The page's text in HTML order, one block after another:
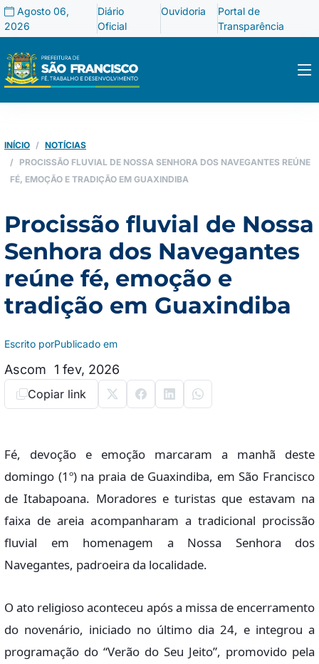
Agosto 06,
2026
Diário
Oficial
Ouvidoria
Portal de
Transparência
INÍCIO
NOTÍCIAS
PROCISSÃO FLUVIAL DE NOSSA SENHORA DOS NAVEGANTES REÚNE
FÉ, EMOÇÃO E TRADIÇÃO EM GUAXINDIBA
Procissão fluvial de Nossa
Senhora dos Navegantes
reúne fé, emoção e
tradição em Guaxindiba
Escrito por
Ascom
Publicado em
1 fev, 2026
Copiar link
Fé, devoção e emoção marcaram a manhã deste
domingo (1º) na praia de Guaxindiba, em São Francisco
de Itabapoana. Moradores e turistas que estavam na
faixa de areia acompanharam a tradicional procissão
fluvial em homenagem a Nossa Senhora dos
Navegantes, padroeira da localidade.
O ato religioso aconteceu após a missa de encerramento
do novenário, iniciado no último dia 24, e integrou a
programação do “Verão do Seu Jeito”, promovido pela